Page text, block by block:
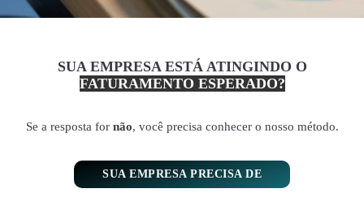
SUA EMPRESA ESTÁ ATINGINDO O
FATURAMENTO ESPERADO?
Se a resposta for não, você precisa conhecer o nosso método.
SUA EMPRESA PRECISA DE